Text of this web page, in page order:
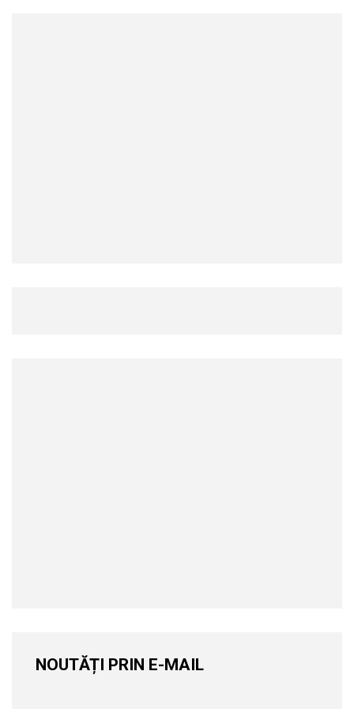
NOUTĂȚI PRIN E-MAIL